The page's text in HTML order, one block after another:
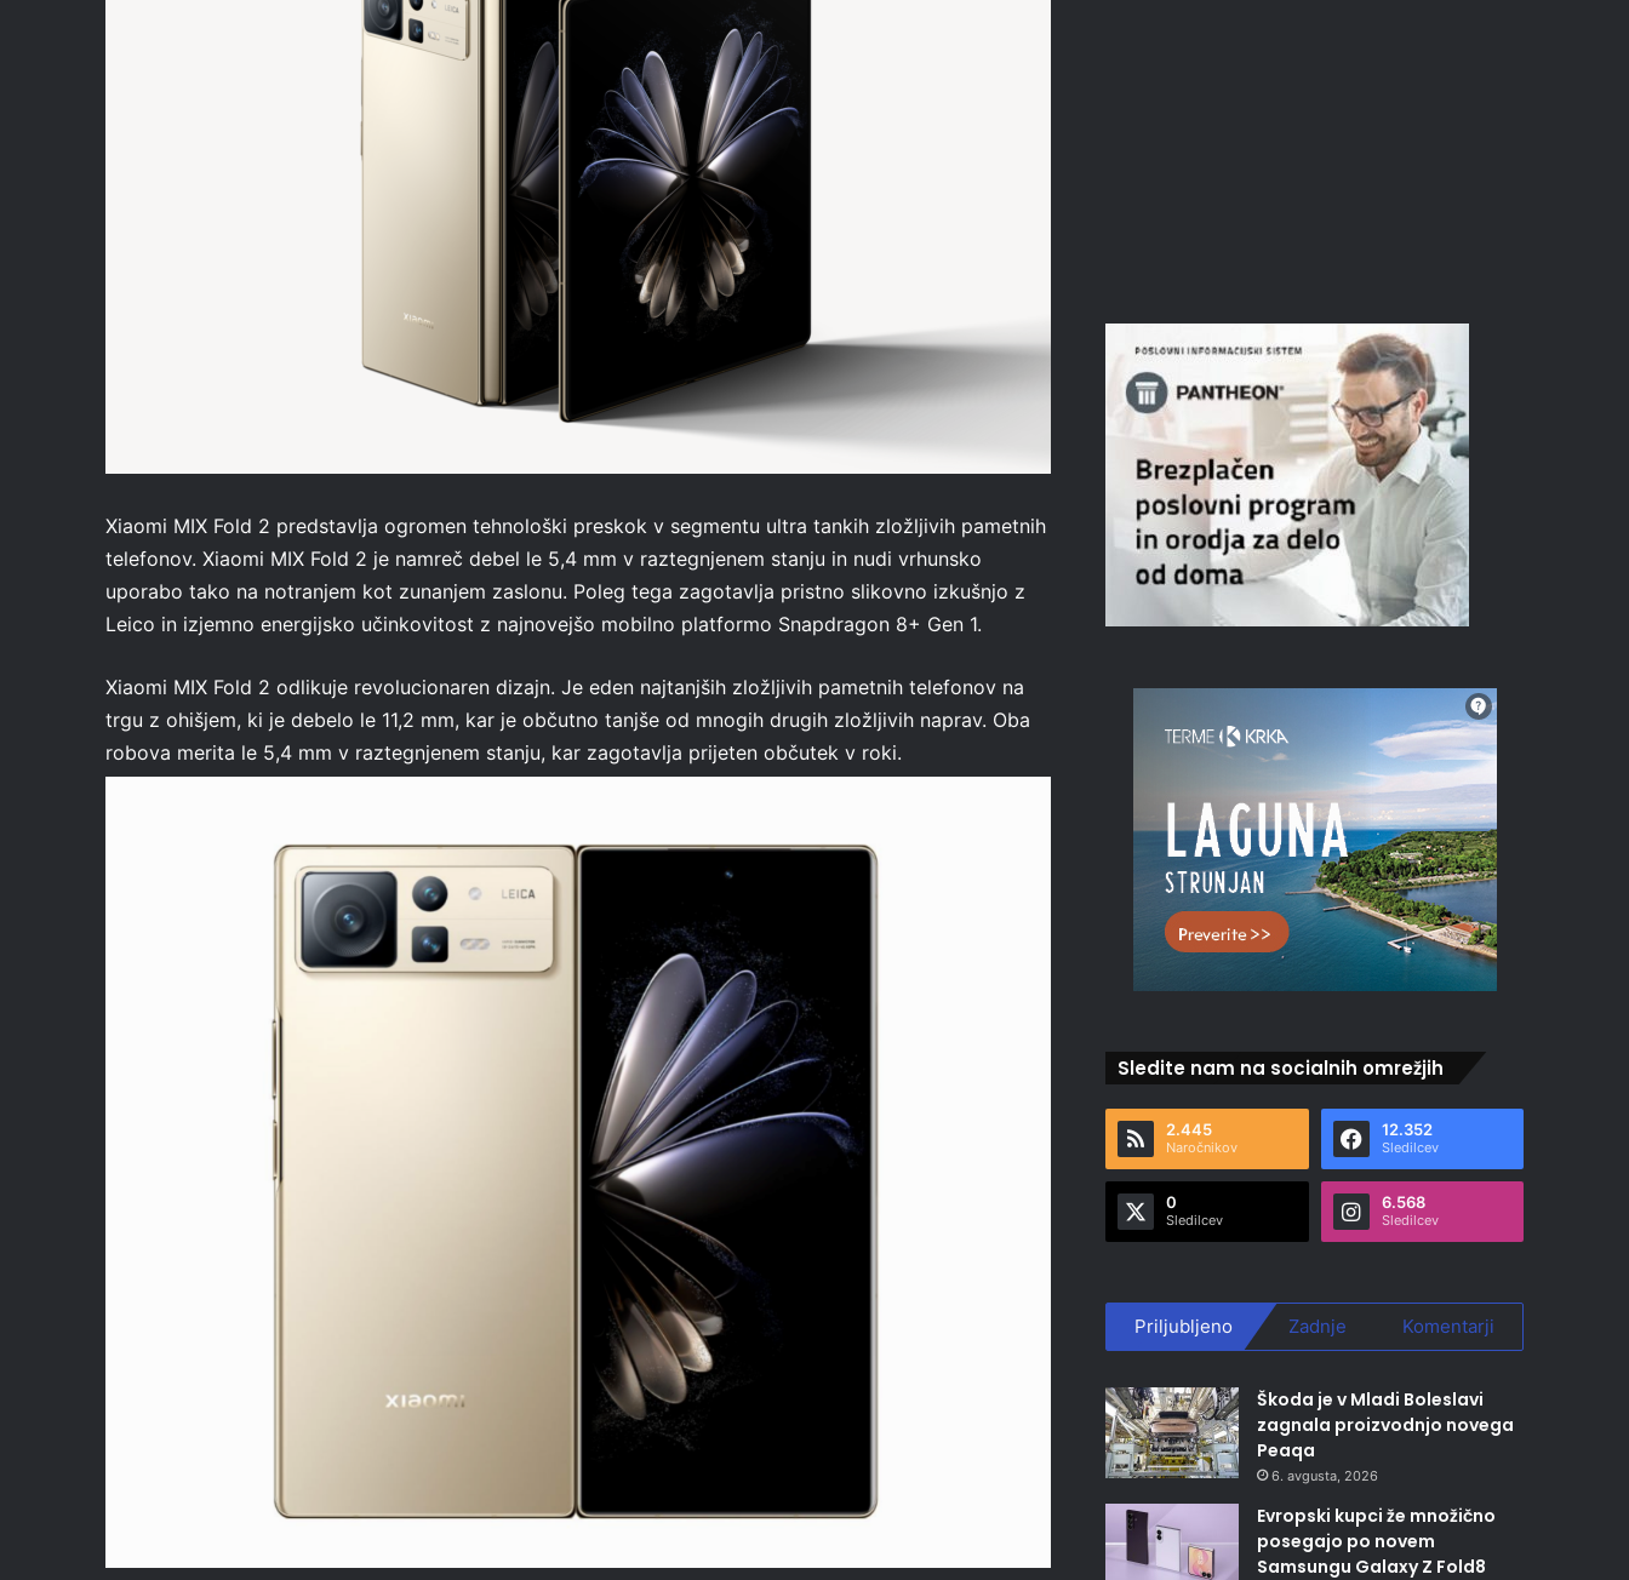
Xiaomi MIX Fold 2 predstavlja ogromen tehnološki preskok v segmentu ultra tankih zložljivih pametnih
telefonov. Xiaomi MIX Fold 2 je namreč debel le 5,4 mm v raztegnjenem stanju in nudi vrhunsko
uporabo tako na notranjem kot zunanjem zaslonu. Poleg tega zagotavlja pristno slikovno izkušnjo z
Leico in izjemno energijsko učinkovitost z najnovejšo mobilno platformo Snapdragon 8+ Gen 1.
Xiaomi MIX Fold 2 odlikuje revolucionaren dizajn. Je eden najtanjših zložljivih pametnih telefonov na
trgu z ohišjem, ki je debelo le 11,2 mm, kar je občutno tanjše od mnogih drugih zložljivih naprav. Oba
robova merita le 5,4 mm v raztegnjenem stanju, kar zagotavlja prijeten občutek v roki.
Sledite nam na socialnih omrežjih
2.445
Naročnikov
12.352
Sledilcev
0
Sledilcev
6.568
Sledilcev
Priljubljeno Zadnje Komentarji
Škoda je v Mladi Boleslavi
zagnala proizvodnjo novega
Peaqa
6. avgusta, 2026
Evropski kupci že množično
posegajo po novem
Samsungu Galaxy Z Fold8